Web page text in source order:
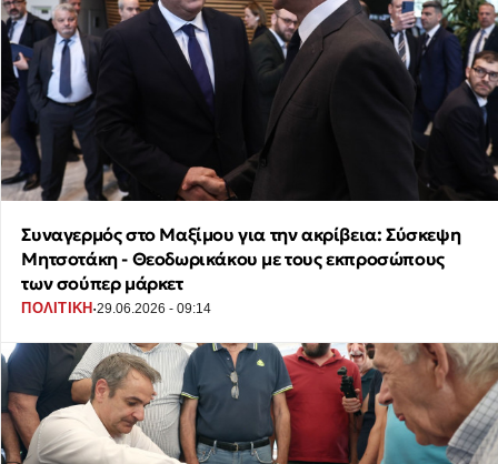
Συναγερμός στο Μαξίμου για την ακρίβεια: Σύσκεψη
Μητσοτάκη - Θεοδωρικάκου με τους εκπροσώπους
των σούπερ μάρκετ
ΠΟΛΙΤΙΚΗ ·29.06.2026 - 09:14